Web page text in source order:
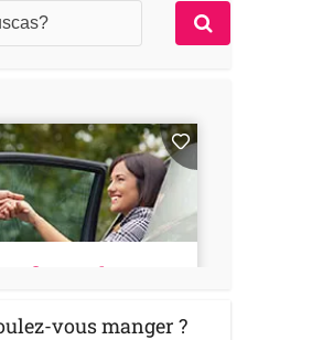
vous manger ?